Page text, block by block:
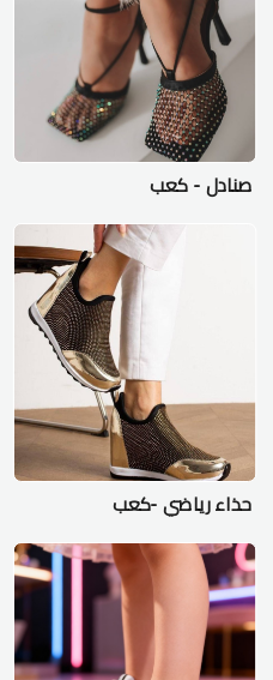
صنادل - كعب
حذاء رياضي -كعب